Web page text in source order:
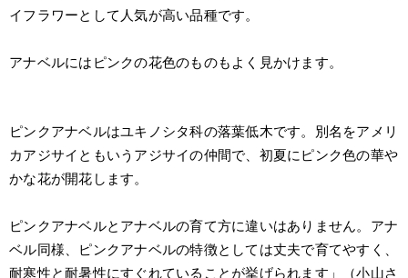
イフラワーとして人気が高い品種です。
アナベルにはピンクの花色のものもよく見かけます。
ピンクアナベルはユキノシタ科の落葉低木です。別名をアメリ
カアジサイともいうアジサイの仲間で、初夏にピンク色の華や
かな花が開花します。
ピンクアナベルとアナベルの育て方に違いはありません。アナ
ベル同様、ピンクアナベルの特徴としては丈夫で育てやすく、
耐寒性と耐暑性にすぐれていることが挙げられます」（小山さ